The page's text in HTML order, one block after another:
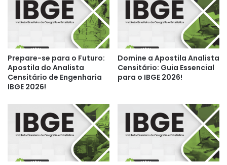
Prepare-se para o Futuro:
Apostila do Analista
Censitário de Engenharia
IBGE 2026!
Domine a Apostila Analista
Censitário: Guia Essencial
para o IBGE 2026!